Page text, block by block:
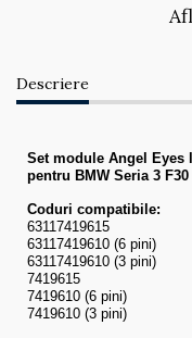
Descriere
Set module Angel
pentru BMW Seria 3
Coduri compatibile:
63117419615
63117419610 (6 pini)
63117419610 (3 pini)
7419615
7419610 (6 pini)
7419610 (3 pini)